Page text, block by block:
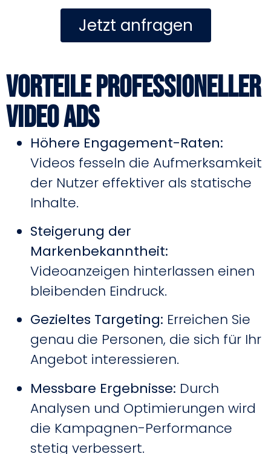
Jetzt anfragen
Vorteile professioneller
Video Ads
Höhere Engagement-Raten:
Videos fesseln die Aufmerksamkeit
der Nutzer effektiver als statische
Inhalte.
Steigerung der
Markenbekanntheit:
Videoanzeigen hinterlassen einen
bleibenden Eindruck.
Gezieltes Targeting: Erreichen Sie
genau die Personen, die sich für Ihr
Angebot interessieren.
Messbare Ergebnisse: Durch
Analysen und Optimierungen wird
die Kampagnen-Performance
stetig verbessert.